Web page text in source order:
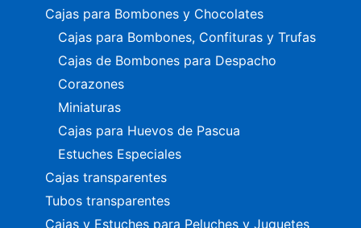
Cajas para Bombones y Chocolates
Cajas para Bombones, Confituras y Trufas
Cajas de Bombones para Despacho
Corazones
Miniaturas
Cajas para Huevos de Pascua
Estuches Especiales
Cajas transparentes
Tubos transparentes
Cajas y Estuches para Peluches y Juguetes